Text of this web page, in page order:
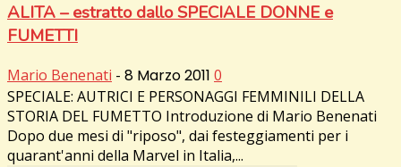
ALITA – estratto dallo SPECIALE DONNE e
FUMETTI
Mario Benenati - 8 Marzo 2011 0
SPECIALE: AUTRICI E PERSONAGGI FEMMINILI DELLA
STORIA DEL FUMETTO Introduzione di Mario Benenati
Dopo due mesi di "riposo", dai festeggiamenti per i
quarant'anni della Marvel in Italia,...